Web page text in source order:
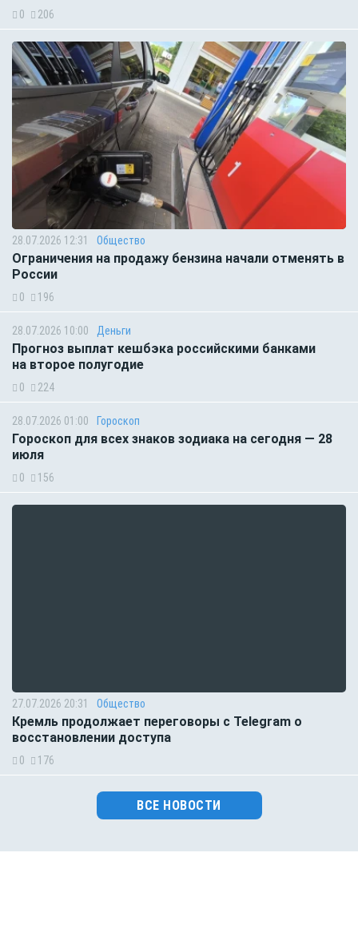
0 206
28.07.2026 12:31 Общество
Ограничения на продажу бензина начали отменять в
России
0 196
28.07.2026 10:00 Деньги
Прогноз выплат кешбэка российскими банками
на второе полугодие
0 224
28.07.2026 01:00 Гороскоп
Гороскоп для всех знаков зодиака на сегодня — 28
июля
0 156
27.07.2026 20:31 Общество
Кремль продолжает переговоры с Telegram о
восстановлении доступа
0 176
ВСЕ НОВОСТИ